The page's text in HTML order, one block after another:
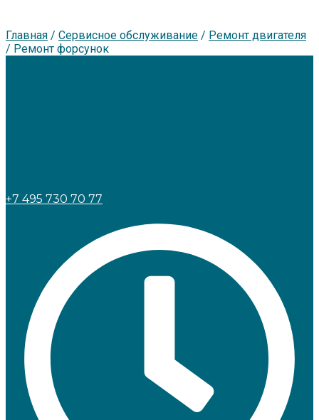
Главная / Сервисное обслуживание / Ремонт двигателя
/ Ремонт форсунок
+7 495 730 70 77